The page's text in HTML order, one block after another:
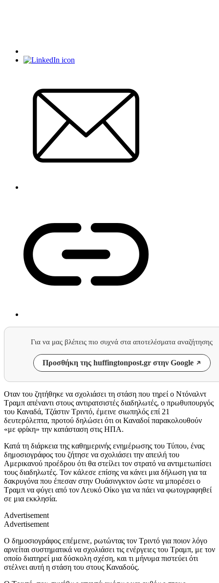
Για να μας βλέπεις πιο συχνά στα αποτελέσματα αναζήτησης
Προσθήκη της huffingtonpost.gr στην Google
Οταν του ζητήθηκε να σχολιάσει τη στάση που τηρεί ο Ντόναλντ
Τραμπ απέναντι στους αντιρατσιστές διαδηλωτές, ο πρωθυπουργός
του Καναδά, Τζάστιν Τριντό, έμεινε σιωπηλός επί 21
δευτερόλεπτα, προτού δηλώσει ότι οι Καναδοί παρακολουθούν
«με φρίκη» την κατάσταση στις ΗΠΑ.
Κατά τη διάρκεια της καθημερινής ενημέρωσης του Τύπου, ένας
δημοσιογράφος του ζήτησε να σχολιάσει την απειλή του
Αμερικανού προέδρου ότι θα στείλει τον στρατό να αντιμετωπίσει
τους διαδηλωτές. Τον κάλεσε επίσης να κάνει μια δήλωση για τα
δακρυγόνα που έπεσαν στην Ουάσινγκτον ώστε να μπορέσει ο
Τραμπ να φύγει από τον Λευκό Οίκο για να πάει να φωτογραφηθεί
σε μια εκκλησία.
Advertisement
Advertisement
Ο δημοσιογράφος επέμεινε, ρωτώντας τον Τριντό για ποιον λόγο
αρνείται συστηματικά να σχολιάσει τις ενέργειες του Τραμπ, με τον
οποίο διατηρεί μια δύσκολη σχέση, και τι μήνυμα πιστεύει ότι
στέλνει αυτή η στάση του στους Καναδούς.